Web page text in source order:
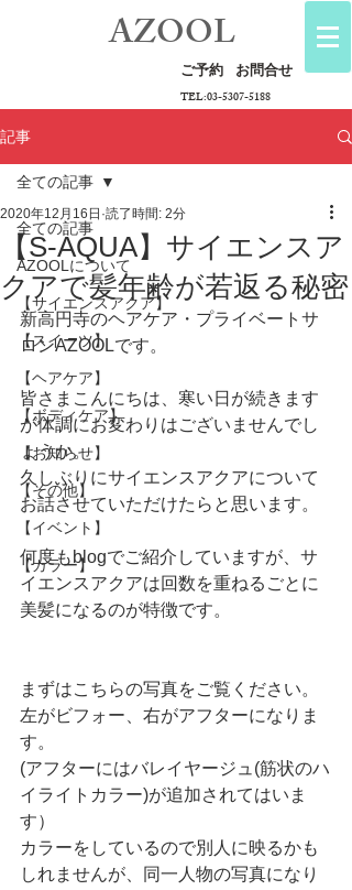
AZOOL
ご予約 お問合せ
TEL:03-5307-5188
記事
全ての記事
AZOOLについて
【サイエンスアクア】
【スイーツ】
【ヘアケア】
【ボディケア】
【お知らせ】
【その他】
【イベント】
【カラー】
全ての記事
【S-AQUA】サイエンスア
クアで髪年齢が若返る秘密
2020年12月16日 読了時間: 2分
新高円寺のヘアケア・プライベートサ
ロンAZOOLです。
皆さまこんにちは、寒い日が続きます
が体調にお変わりはございませんでし
ょうか。
久しぶりにサイエンスアクアについて
お話させていただけたらと思います。
何度もblogでご紹介していますが、サ
イエンスアクアは回数を重ねるごとに
美髪になるのが特徴です。
まずはこちらの写真をご覧ください。
左がビフォー、右がアフターになりま
す。
(アフターにはバレイヤージュ(筋状のハ
イライトカラー)が追加されてはいま
す）
カラーをしているので別人に映るかも
しれませんが、同一人物の写真になり